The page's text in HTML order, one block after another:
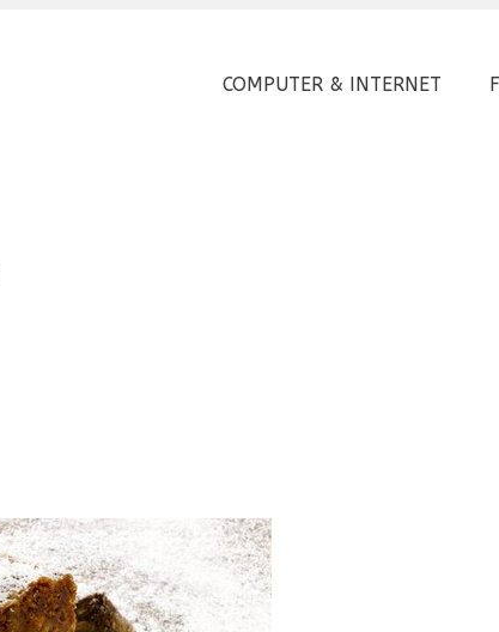
COMPUTER & INTERNET